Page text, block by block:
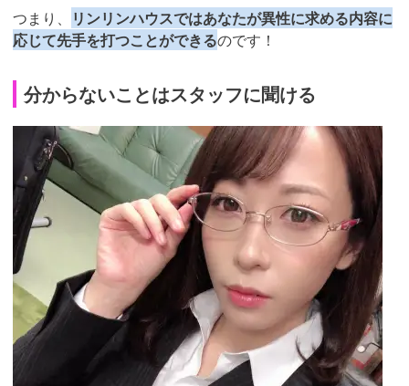
つまり、
リンリンハウスではあなたが異性に求める内容に
応じて先手を打つことができるのです！
分からないことはスタッフに聞ける